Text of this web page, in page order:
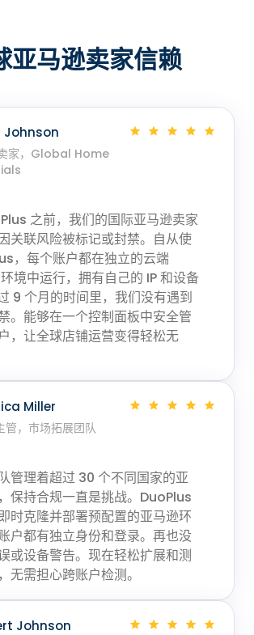
亚马逊卖家信赖
Johnson
家，Global Home
之前，我们的国际亚马逊卖家
关联风险被标记或封禁。自从使
，每个账户都在独立的云端
境中运行，拥有自己的 IP 和设备
9 个月的时间里，我们没有遇到
。能够在一个控制面板中安全管
，让全球店铺运营变得轻松无
Miller
管，市场拓展团队
管理着超过 30 个不同国家的亚
保持合规一直是挑战。DuoPlus
时克隆并部署预配置的亚马逊环
户都有独立身份和登录。再也没
或设备警告。现在轻松扩展和测
无需担心跨账户检测。
Johnson